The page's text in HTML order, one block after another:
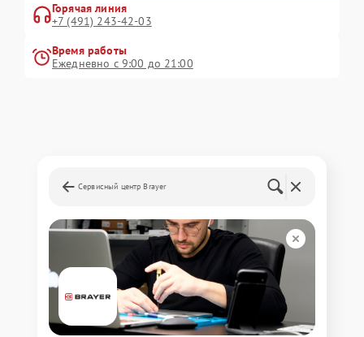
Горячая линия
+7 (491) 243-42-03
Время работы
Ежедневно с 9:00 до 21:00
Сервисный центр Brayer